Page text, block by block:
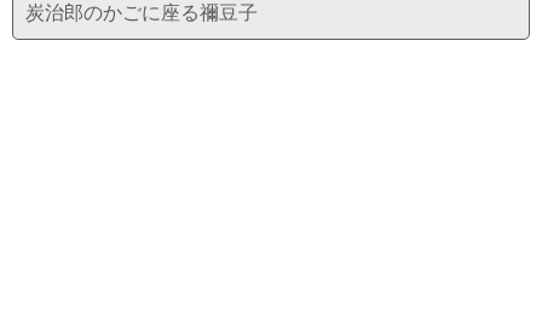
炭治郎のかごに座る禰豆子